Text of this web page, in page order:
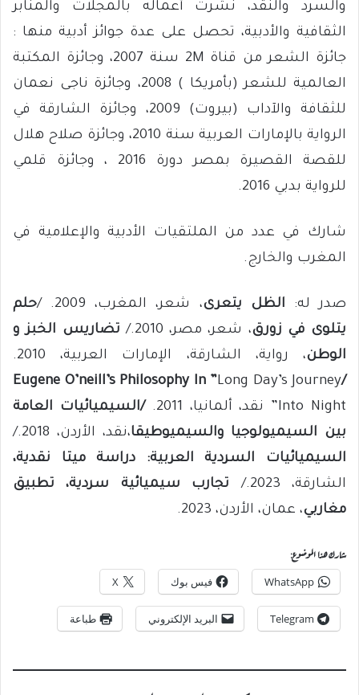
والسرد والنقد، نشرت أعماله بالمجلات والمنابر
الثقافية والأدبية، تحصل على عدة جوائز أدبية منها :
جائزة الشعر من قناة 2M سنة 2007، وجائزة المكتبة
العالمية للشعر (بأمريكا ) 2008، وجائزة ناجى نعمان
للثقافة والآداب (بيروت) ‏2009، وجائزة الشارقة في
الرواية بالإمارات العربية سنة 2010، وجائزة صلاح هلال
للقصة القصيرة بمصر دورة 2016 ، وجائزة قلمي
للرواية بدبي 2016.
شارك في عدد من الملتقيات الأدبية والإعلامية في
المغرب والخارج.
صدر له: الظل يتعرى، شعر، المغرب، 2009. /
حلم
يتلوى في زورق، شعر، مصر، 2010./
تضاريس الخبز و
الوطن، رواية، الشارقة، الإمارات العربية، 2010.
/
Eugene O’neill’s Philosophy In ”Long Day’s Journey
Into Night” نقد، ألمانيا، 2011.
/السيميائيات العامة
بين السيميولوجيا والسيميوطيقا،نقد، الأردن، 2018./
السيميائيات السردية العربية: دراسة ميتا نقدية،
الشارقة، 2023./
تجارب سيميائية سردية، تطبيق
مغاربي، عمان، الأردن، 2023.
شارك هذا الموضوع:
WhatsApp
فيس بوك X
Telegram البريد الإلكتروني طباعة